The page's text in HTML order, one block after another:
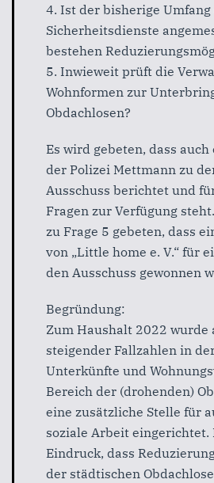
4. Ist der bisherige
Sicherheitsdienste
bestehen
5. Inwieweit prüft die
Wohnformen zur
Obdachlosen?
Es wird gebeten, dass
der Polizei Mettmann zu
Ausschuss berichtet und
Fragen zur Verfügung
zu Frage 5 gebeten, dass
von „Little home e. V.“ für
den Ausschuss gewonnen
Begründung:
Zum Haushalt 2022 wurde
steigender Fallzahlen in
Unterkünfte und
Bereich der (drohenden)
eine zusätzliche Stelle für
soziale Arbeit eingerichtet.
Eindruck, dass
der städtischen